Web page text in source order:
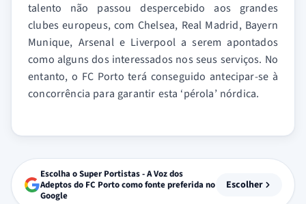
talento não passou despercebido aos grandes
clubes europeus, com Chelsea, Real Madrid, Bayern
Munique, Arsenal e Liverpool a serem apontados
como alguns dos interessados nos seus serviços. No
entanto, o FC Porto terá conseguido antecipar-se à
concorrência para garantir esta ‘pérola’ nórdica.
Escolha o Super Portistas - A Voz dos
Adeptos do FC Porto como fonte preferida no
Google
Escolher